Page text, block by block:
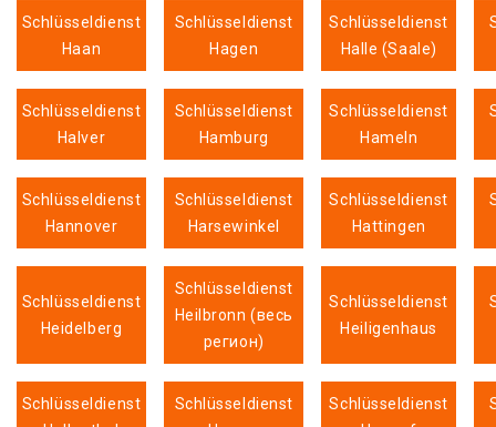
Schlüsseldienst
Haan
Schlüsseldienst
Hagen
Schlüsseldienst
Halle (Saale)
Schlüsseldienst
Halver
Schlüsseldienst
Hamburg
Schlüsseldienst
Hameln
Schlüsseldienst
Hannover
Schlüsseldienst
Harsewinkel
Schlüsseldienst
Hattingen
Schlüsseldienst
Heidelberg
Schlüsseldienst
Heilbronn (весь
регион)
Schlüsseldienst
Heiligenhaus
Schlüsseldienst
Schlüsseldienst
Schlüsseldienst